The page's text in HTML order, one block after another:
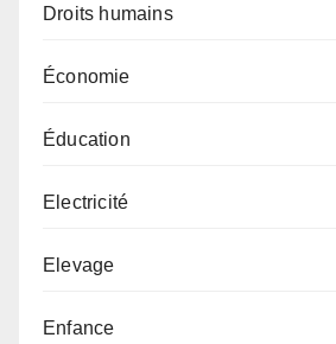
Droits humains
Économie
Éducation
Electricité
Elevage
Enfance